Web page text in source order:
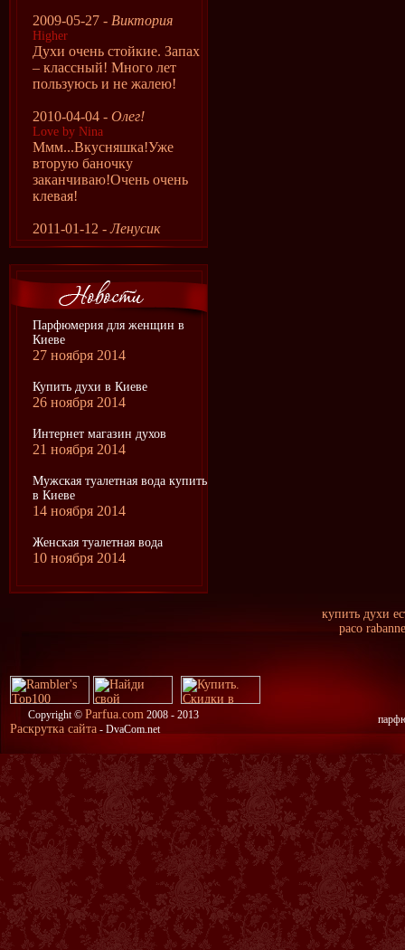
2009-05-27 - Виктория
Higher
Духи очень стойкие. Запах
– классный! Много лет
пользуюсь и не жалею!
2010-04-04 - Олег!
Love by Nina
Ммм...Вкусняшка!Уже
вторую баночку
заканчиваю!Очень очень
клевая!
2011-01-12 -Ленусик
Парфюмерия для женщин в
Киеве
27 ноября 2014
Купить духи в Киеве
26 ноября 2014
Интернет магазин духов
21 ноября 2014
Мужская туалетная вода купить
в Киеве
14 ноября 2014
Женская туалетная вода
10 ноября 2014
купить духи
paco
Copyright © Parfua.com 2008 - 2013
Раскрутка сайта - DvaCom.net